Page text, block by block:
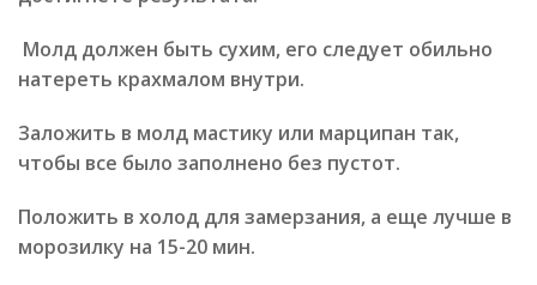
Молд должен быть сухим, его следует обильно
натереть крахмалом внутри.
Заложить в молд мастику или марципан так,
чтобы все было заполнено без пустот.
Положить в холод для замерзания, а еще лучше в
морозилку на 15-20 мин.